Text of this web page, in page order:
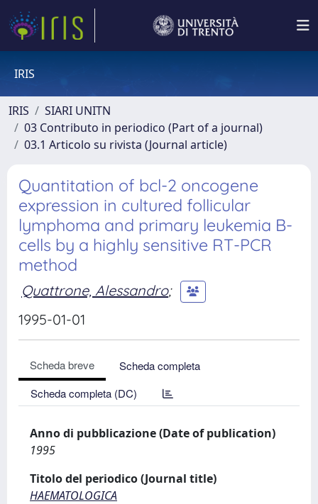
IRIS
IRIS
SIARI UNITN
03 Contributo in periodico (Part of a journal)
03.1 Articolo su rivista (Journal article)
Quantitation of bcl-2 oncogene
expression in cultured follicular
lymphoma and primary leukemia B-
cells by a highly sensitive RT-PCR
method
Quattrone, Alessandro;
1995-01-01
Scheda breve
Scheda completa
Scheda completa (DC)
Anno di pubblicazione (Date of publication)
1995
Titolo del periodico (Journal title)
HAEMATOLOGICA